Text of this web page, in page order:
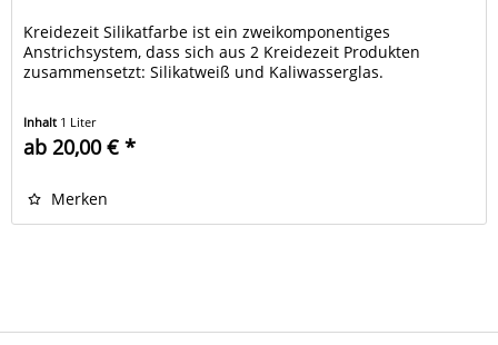
Kreidezeit Silikatfarbe ist ein zweikomponentiges
Anstrichsystem, dass sich aus 2 Kreidezeit Produkten
zusammensetzt: Silikatweiß und Kaliwasserglas.
Inhalt 1 Liter
ab 20,00 € *
Merken